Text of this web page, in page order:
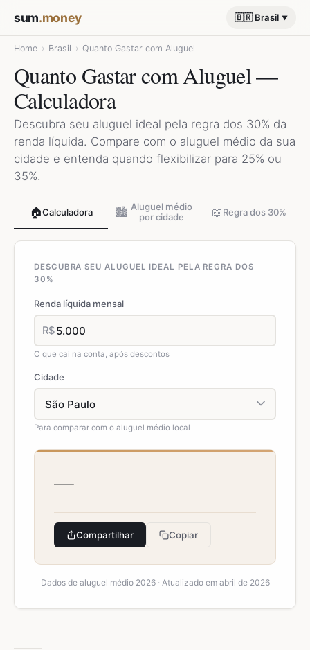
sum.money 🇧🇷 Brasil
Home › Brasil › Quanto Gastar com Aluguel
Quanto Gastar com Aluguel —
Calculadora
Descubra seu aluguel ideal pela regra dos 30% da
renda líquida. Compare com o aluguel médio da sua
cidade e entenda quando flexibilizar para 25% ou
35%.
🏠Calculadora 🏙️ Aluguel médio
por cidade
📖Regra dos 30%
DESCUBRA SEU ALUGUEL IDEAL PELA REGRA DOS
30%
Renda líquida mensal
R$
O que cai na conta, após descontos
Cidade
Para comparar com o aluguel médio local
—
Compartilhar Copiar
Dados de aluguel médio 2026 · Atualizado em abril de 2026